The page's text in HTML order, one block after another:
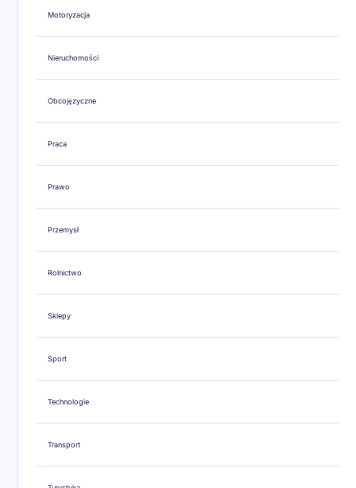
Motoryzacja
Nieruchomości
Obcojęzyczne
Praca
Prawo
Przemysł
Rolnictwo
Sklepy
Sport
Technologie
Transport